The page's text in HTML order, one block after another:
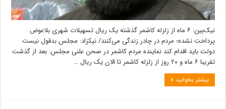
نیک‌بین: ۶ ماه از زلزله کاشمر گذشته یک ریال تسهیلات شهری بلاعوض
پرداخت نشده؛ مردم در چادر زندگی می‌کنند/ نیکزاد: مجلس بدقول نیست
دولت باید اقدام کند نماینده مردم کاشمر در صحن علنی مجلس: بعد از گذشت
تقریبا ۶ ماه و ۲۰ روز از زلزله کاشمر تا الان یک ریال …
بیشتر بخوانید »